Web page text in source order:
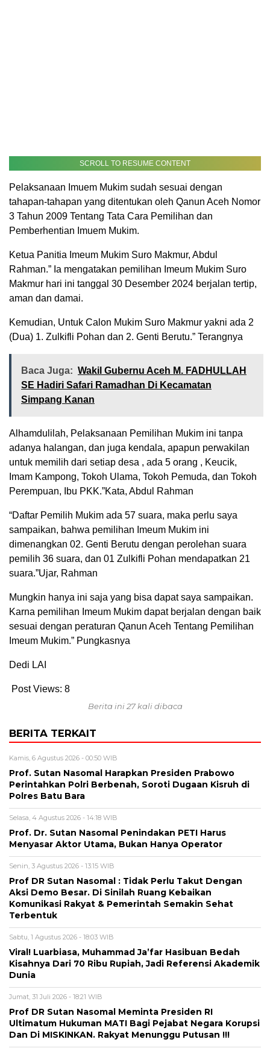
SCROLL TO RESUME CONTENT
Pelaksanaan Imuem Mukim sudah sesuai dengan
tahapan-tahapan yang ditentukan oleh Qanun Aceh Nomor
3 Tahun 2009 Tentang Tata Cara Pemilihan dan
Pemberhentian Imuem Mukim.
Ketua Panitia Imeum Mukim Suro Makmur, Abdul
Rahman.” Ia mengatakan pemilihan Imeum Mukim Suro
Makmur hari ini tanggal 30 Desember 2024 berjalan tertip,
aman dan damai.
Kemudian, Untuk Calon Mukim Suro Makmur yakni ada 2
(Dua) 1. Zulkifli Pohan dan 2. Genti Berutu.” Terangnya
Baca Juga: Wakil Gubernu Aceh M. FADHULLAH
SE Hadiri Safari Ramadhan Di Kecamatan
Simpang Kanan
Alhamdulilah, Pelaksanaan Pemilihan Mukim ini tanpa
adanya halangan, dan juga kendala, apapun perwakilan
untuk memilih dari setiap desa , ada 5 orang , Keucik,
Imam Kampong, Tokoh Ulama, Tokoh Pemuda, dan Tokoh
Perempuan, Ibu PKK.”Kata, Abdul Rahman
“Daftar Pemilih Mukim ada 57 suara, maka perlu saya
sampaikan, bahwa pemilihan Imeum Mukim ini
dimenangkan 02. Genti Berutu dengan perolehan suara
pemilih 36 suara, dan 01 Zulkifli Pohan mendapatkan 21
suara.”Ujar, Rahman
Mungkin hanya ini saja yang bisa dapat saya sampaikan.
Karna pemilihan Imeum Mukim dapat berjalan dengan baik
sesuai dengan peraturan Qanun Aceh Tentang Pemilihan
Imeum Mukim.” Pungkasnya
Dedi LAI
Post Views: 8
Berita ini 27 kali dibaca
BERITA TERKAIT
Kamis, 6 Agustus 2026 - 00:50 WIB
Prof. Sutan Nasomal Harapkan Presiden Prabowo
Perintahkan Polri Berbenah, Soroti Dugaan Kisruh di
Polres Batu Bara
Selasa, 4 Agustus 2026 - 14:18 WIB
Prof. Dr. Sutan Nasomal Penindakan PETI Harus
Menyasar Aktor Utama, Bukan Hanya Operator
Senin, 3 Agustus 2026 - 13:15 WIB
Prof DR Sutan Nasomal : Tidak Perlu Takut Dengan
Aksi Demo Besar. Di Sinilah Ruang Kebaikan
Komunikasi Rakyat & Pemerintah Semakin Sehat
Terbentuk
Sabtu, 1 Agustus 2026 - 18:03 WIB
Viral! Luarbiasa, Muhammad Ja’far Hasibuan Bedah
Kisahnya Dari 70 Ribu Rupiah, Jadi Referensi Akademik
Dunia
Jumat, 31 Juli 2026 - 18:21 WIB
Prof DR Sutan Nasomal Meminta Presiden RI
Ultimatum Hukuman MATI Bagi Pejabat Negara Korupsi
Dan Di MISKINKAN. Rakyat Menunggu Putusan !!!